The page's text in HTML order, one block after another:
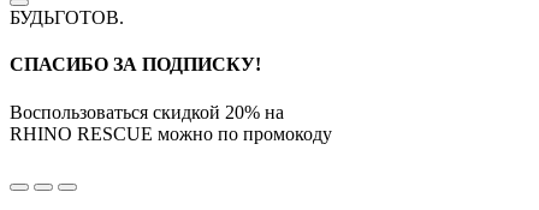
БУДЬГОТОВ.
СПАСИБО ЗА ПОДПИСКУ!
Воспользоваться скидкой 20% на
RHINO RESCUE можно по промокоду